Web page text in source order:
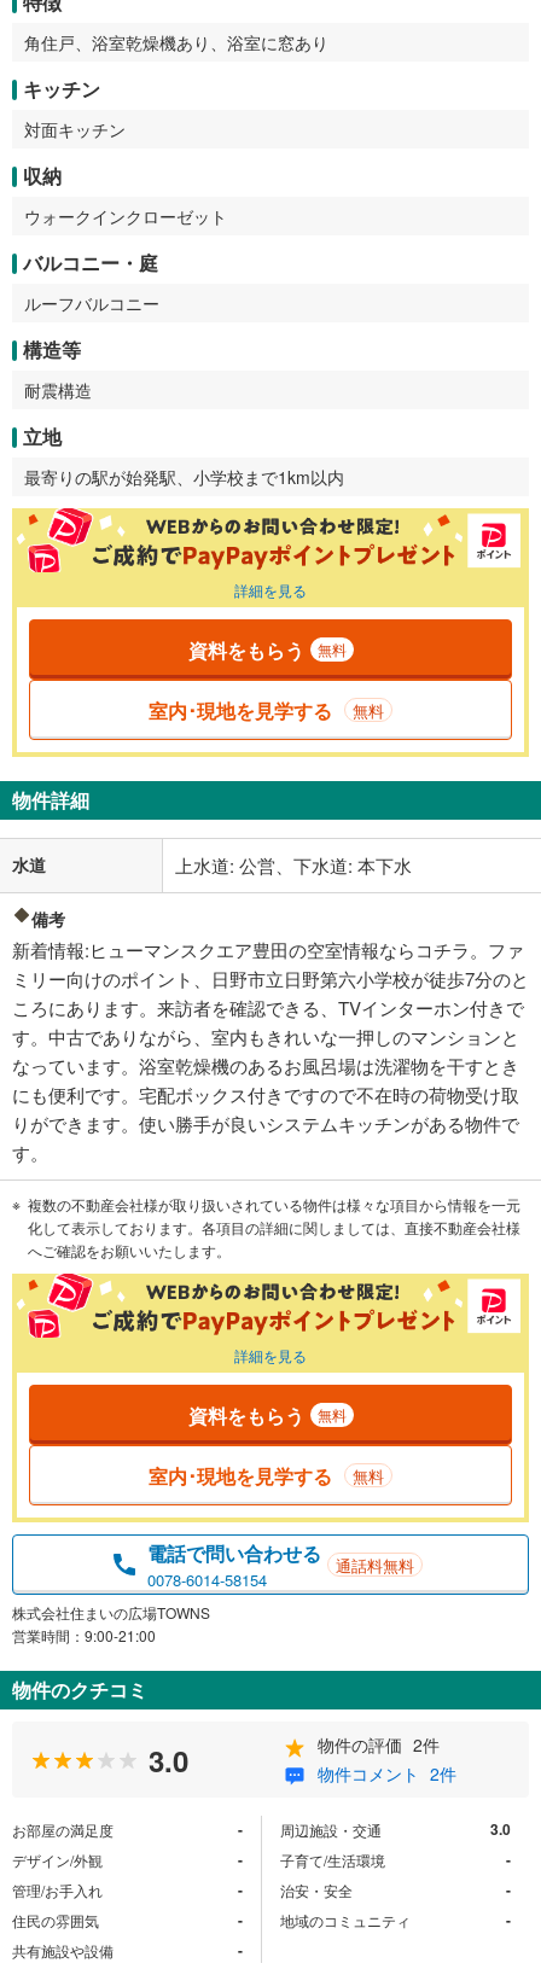
角住戸、浴室乾燥機あり、浴室に窓あり
キッチン
対面キッチン
収納
ウォークインクローゼット
バルコニー・庭
ルーフバルコニー
構造等
耐震構造
立地
最寄りの駅が始発駅、小学校まで1km以内
詳細を見る
資料をもらう 無料
室内･現地を見学する 無料
物件詳細
水道 上水道: 公営、下水道: 本下水
備考
新着情報:ヒューマンスクエア豊田の空室情報ならコチラ。ファ
ミリー向けのポイント、日野市立日野第六小学校が徒歩7分のと
ころにあります。来訪者を確認できる、TVインターホン付きで
す。中古でありながら、室内もきれいな一押しのマンションと
なっています。浴室乾燥機のあるお風呂場は洗濯物を干すとき
にも便利です。宅配ボックス付きですので不在時の荷物受け取
りができます。使い勝手が良いシステムキッチンがある物件で
す。
複数の不動産会社様が取り扱いされている物件は様々な項目から情報を一元
化して表示しております。各項目の詳細に関しましては、直接不動産会社様
へご確認をお願いいたします。
詳細を見る
資料をもらう 無料
室内･現地を見学する 無料
電話で問い合わせる
0078-6014-58154
通話料無料
株式会社住まいの広場TOWNS
営業時間：9:00-21:00
物件のクチコミ
3.0 物件の評価 2件
物件コメント 2件
お部屋の満足度 -
デザイン/外観 -
管理/お手入れ -
住民の雰囲気 -
共有施設や設備 -
周辺施設・交通 3.0
子育て/生活環境 -
治安・安全 -
地域のコミュニティ -